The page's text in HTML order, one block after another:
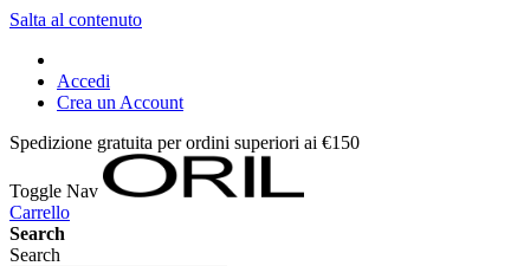
Salta al contenuto
Accedi
Crea un Account
Spedizione gratuita per ordini superiori ai €150
Toggle Nav
Carrello
Search
Search